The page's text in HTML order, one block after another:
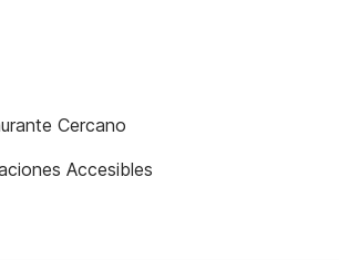
Cercano
Accesibles